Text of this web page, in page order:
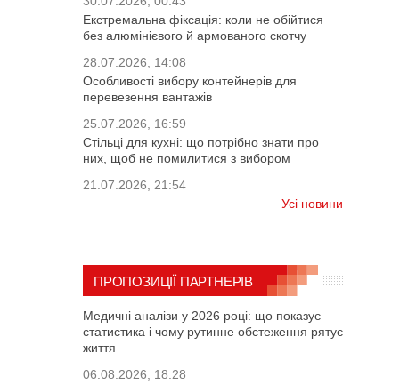
Екстремальна фіксація: коли не обійтися
без алюмінієвого й армованого скотчу
28.07.2026, 14:08
Особливості вибору контейнерів для
перевезення вантажів
25.07.2026, 16:59
Стільці для кухні: що потрібно знати про
них, щоб не помилитися з вибором
21.07.2026, 21:54
Усі новини
ПРОПОЗИЦІЇ ПАРТНЕРІВ
Медичні аналізи у 2026 році: що показує
статистика і чому рутинне обстеження рятує
життя
06.08.2026, 18:28